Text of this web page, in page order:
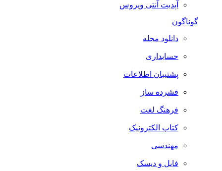
آپدیت آنتی ویروس
گوناگون
دانلود مجله
حسابداری
پشتیبان اطلاعات
فشرده ساز
فرهنگ لغت
کتاب الکترونیک
مهندسی
فایل و دیسک